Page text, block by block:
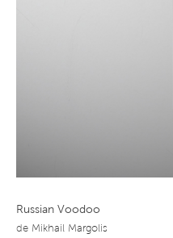
Russian Voodoo
de Mikhail Margolis